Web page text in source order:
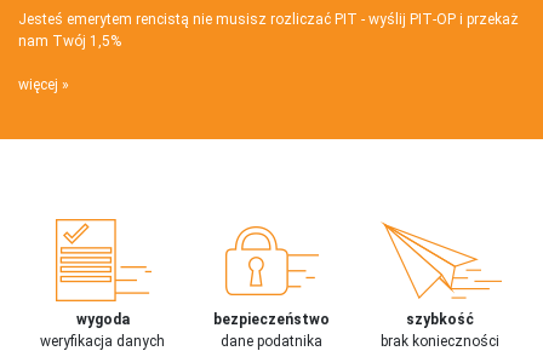
Jesteś emerytem rencistą nie musisz rozliczać PIT - wyślij PIT‑OP i przekaż
nam Twój 1,5%
więcej
wygoda
weryfikacja danych
bezpieczeństwo
dane podatnika
szybkość
brak konieczności